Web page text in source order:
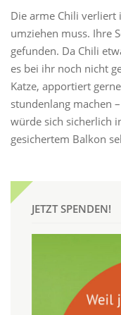
Die arme Chili verliert
umziehen muss. Ihre
gefunden. Da Chili
es bei ihr noch nicht
Katze, apportiert
stundenlang machen
würde sich sicherlich
gesichertem Balkon
JETZT SPENDEN!